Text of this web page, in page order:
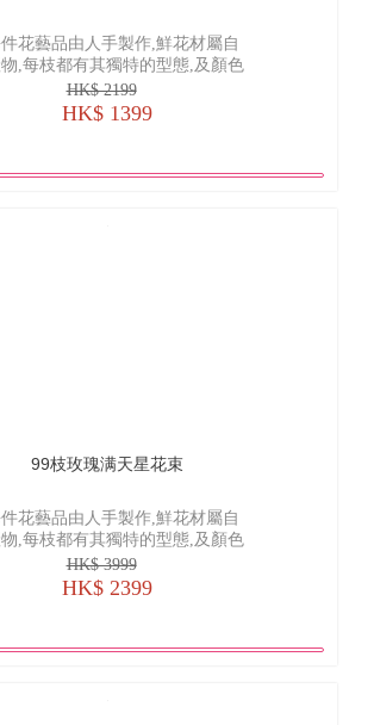
花藝品由人手製作,鮮花材屬自
,每枝都有其獨特的型態,及顏色
異, 襯花及葉亦會受季節及市場供
有所調整, 所以圖片僅作參考
HK$ 2199
HK$ 1399
99枝玫瑰满天星花束
花藝品由人手製作,鮮花材屬自
,每枝都有其獨特的型態,及顏色
異, 襯花及葉亦會受季節及市場供
有所調整, 所以圖片僅作參考
HK$ 3999
HK$ 2399